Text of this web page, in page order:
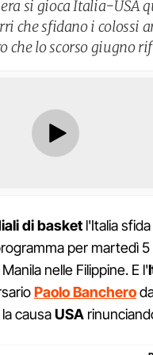
si gioca Italia-USA
che sfidano i colossi
che lo scorso giugno
di basket l'Italia
per martedì
nelle Filippine. E l'
Paolo Banchero
causaUSA